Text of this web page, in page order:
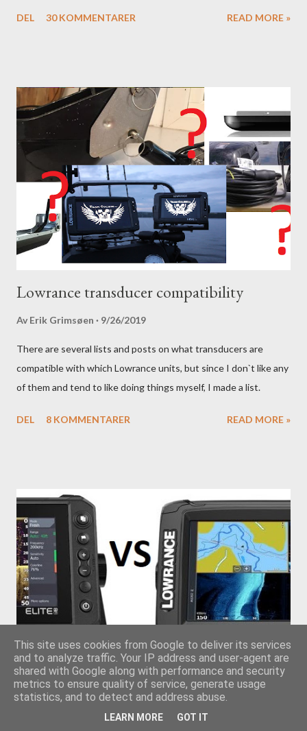
DEL 30 KOMMENTARER READ MORE »
Lowrance transducer compatibility
Av Erik Grimsøen 9/26/2019
There are several lists and posts on what transducers are
compatible with which Lowrance units, but since I don`t like any
of them and tend to like doing things myself, I made a list.
DEL 8 KOMMENTARER READ MORE »
Lowrance Elite Ti2 versus Elite FS
12/26/2020
This site uses cookies from Google to deliver its services
and to analyze traffic. Your IP address and user-agent are
shared with Google along with performance and security
metrics to ensure quality of service, generate usage
statistics, and to detect and address abuse.
LEARN MORE GOT IT